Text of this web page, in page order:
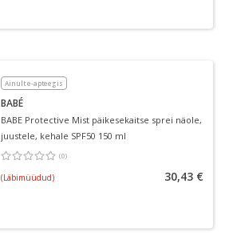
Ainult e-apteegis
BABÉ
BABE Protective Mist päikesekaitse sprei näole,
juustele, kehale SPF50 150 ml
(0)
Keskmine hinnang 0.00
(Läbimüüdud) 30,43 €